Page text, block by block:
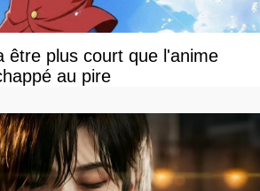
être plus court que l'anime
au pire